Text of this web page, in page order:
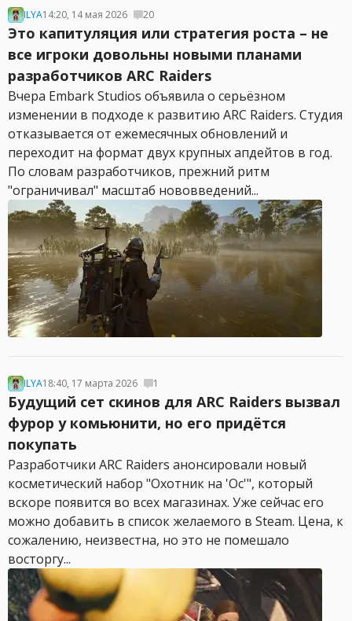
ILYA14:20, 14 мая 2026 20
Это капитуляция или стратегия роста – не
все игроки довольны новыми планами
разработчиков ARC Raiders
Вчера Embark Studios объявила о серьёзном
изменении в подходе к развитию ARC Raiders. Студия
отказывается от ежемесячных обновлений и
переходит на формат двух крупных апдейтов в год.
По словам разработчиков, прежний ритм
"ограничивал" масштаб нововведений...
ILYA18:40, 17 марта 2026 1
Будущий сет скинов для ARC Raiders вызвал
фурор у комьюнити, но его придётся
покупать
Разработчики ARC Raiders анонсировали новый
косметический набор "Охотник на 'Ос'", который
вскоре появится во всех магазинах. Уже сейчас его
можно добавить в список желаемого в Steam. Цена, к
сожалению, неизвестна, но это не помешало
восторгу...